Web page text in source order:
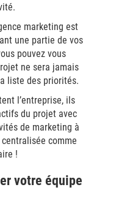
marketing est
une partie de vos
pouvez vous
ne sera jamais
liste des priorités.
l’entreprise, ils
du projet avec
de marketing à
comme
!
votre équipe